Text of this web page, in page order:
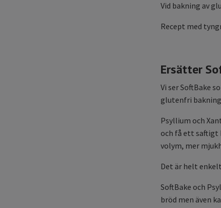
Vid bakning av
Recept med
Ersätter
Vi ser SoftBake
glutenfri
Psyllium och
och få ett saftigt
volym, mer
Det är helt
SoftBake och
bröd men även